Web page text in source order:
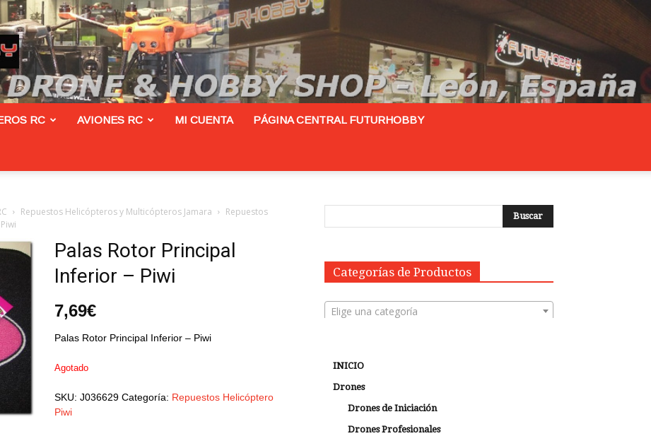
RC AVIONES RC MI CUENTA PÁGINA CENTRAL FUTURHOBBY
Repuestos Helicópteros y Multicópteros Jamara
Repuestos
Palas Rotor Principal
Inferior – Piwi
7,69€
Palas Rotor Principal Inferior – Piwi
Agotado
SKU: J036629 Categoría: Repuestos Helicóptero
Piwi
Categorías de Productos
Elige una categoría
INICIO
Drones
Drones de Iniciación
Drones Profesionales